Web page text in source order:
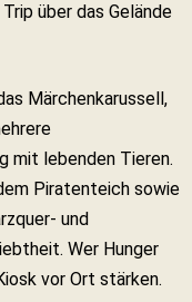
über das Gelände
Märchenkarussell,
mit lebenden Tieren.
Piratenteich sowie
und
Wer Hunger
vor Ort stärken.